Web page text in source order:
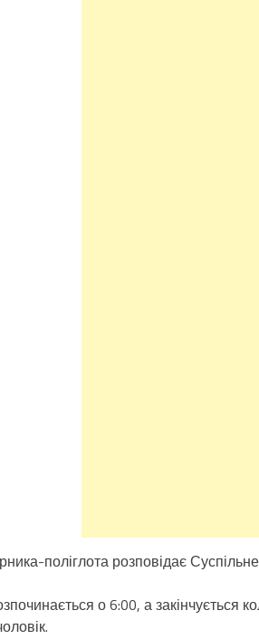
поліглота розповідає
о 6:00, а закінчується